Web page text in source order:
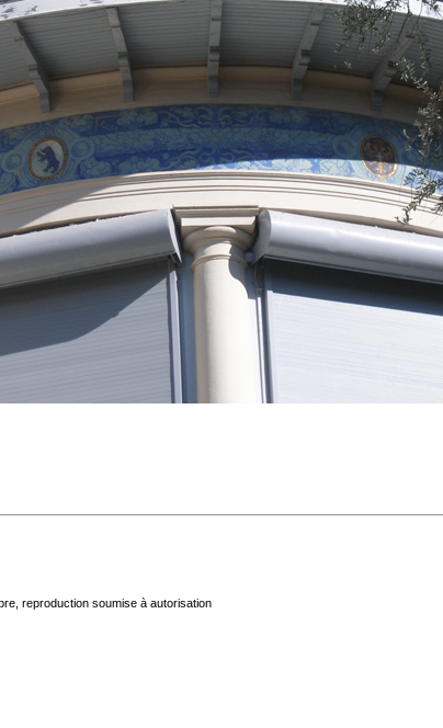
reproduction soumise à autorisation